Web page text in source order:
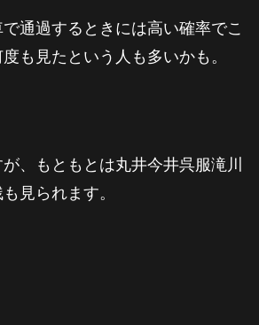
通過するときには高い確率でこ
も見たという人も多いかも。
、もともとは丸井今井呉服滝川
見られます。